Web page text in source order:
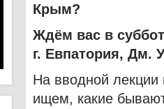
Крым?
Ждём вас в
г. Евпатория, Дм.
На вводной лекции
ищем, какие